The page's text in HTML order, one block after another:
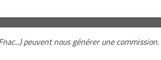
peuvent nous générer une commission.